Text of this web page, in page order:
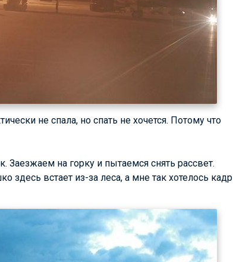
не спала, но спать не хочется. Потому что
на горку и пытаемся снять рассвет.
встает из-за леса, а мне так хотелось кадр